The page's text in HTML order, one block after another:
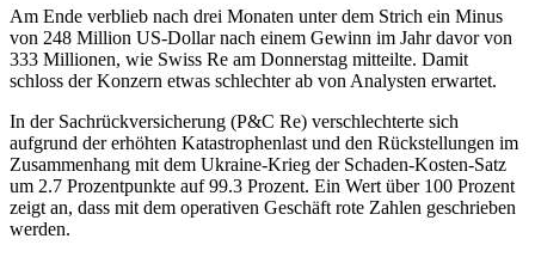
Am Ende verblieb nach drei Monaten unter dem Strich ein Minus
von 248 Million US-Dollar nach einem Gewinn im Jahr davor von
333 Millionen, wie Swiss Re am Donnerstag mitteilte. Damit
schloss der Konzern etwas schlechter ab von Analysten erwartet.
In der Sachrückversicherung (P&C Re) verschlechterte sich
aufgrund der erhöhten Katastrophenlast und den Rückstellungen im
Zusammenhang mit dem Ukraine-Krieg der Schaden-Kosten-Satz
um 2.7 Prozentpunkte auf 99.3 Prozent. Ein Wert über 100 Prozent
zeigt an, dass mit dem operativen Geschäft rote Zahlen geschrieben
werden.